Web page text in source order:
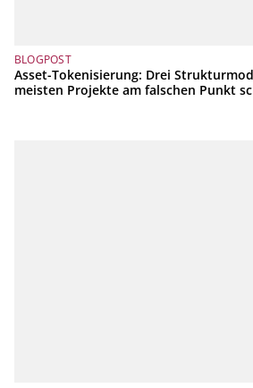
BLOGPOST
Asset-Tokenisierung: Drei
meisten Projekte am falschen Punkt